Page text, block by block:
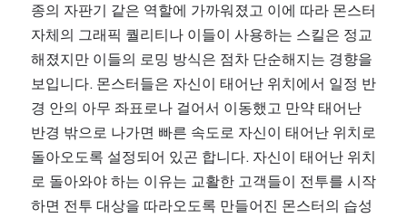
종의 자판기 같은 역할에 가까워졌고 이에 따라 몬스터
자체의 그래픽 퀄리티나 이들이 사용하는 스킬은 정교
해졌지만 이들의 로밍 방식은 점차 단순해지는 경향을
보입니다. 몬스터들은 자신이 태어난 위치에서 일정 반
경 안의 아무 좌표로나 걸어서 이동했고 만약 태어난
반경 밖으로 나가면 빠른 속도로 자신이 태어난 위치로
돌아오도록 설정되어 있곤 합니다. 자신이 태어난 위치
로 돌아와야 하는 이유는 교활한 고객들이 전투를 시작
하면 전투 대상을 따라오도록 만들어진 몬스터의 습성